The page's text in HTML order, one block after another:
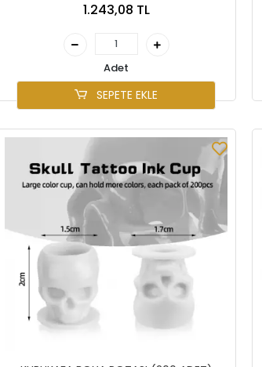
1.243,08 TL
Adet
SEPETE EKLE